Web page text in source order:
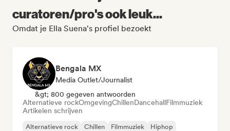
curatoren/pro's ook leuk...
Omdat je Ella Suena's profiel bezoekt
Bengala MX
Media Outlet/Journalist
&gt; 800 gegeven antwoorden
Alternatieve rockOmgevingChillenDancehallFilmmuziek
Artikelen schrijven
Alternatieve rock Chillen Filmmuziek
Hiphop